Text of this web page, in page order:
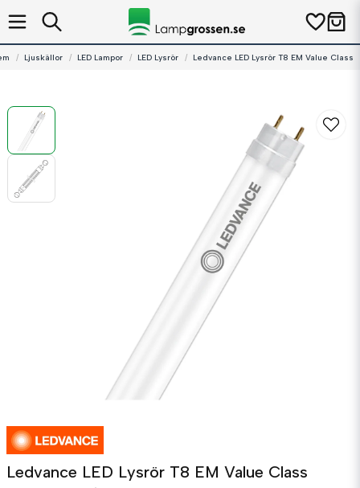
Ljuskällor LED Lampor LED Lysrör Ledvance LED Lysrör T8 EM Value Class
Ledvance LED Lysrör T8 EM Value Class